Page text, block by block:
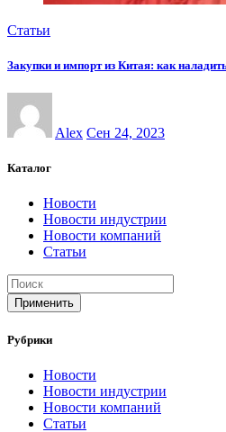
Статьи
Закупки и импорт из Китая: как
Alex Сен 24, 2023
Каталог
Новости
Новости индустрии
Новости компаний
Статьи
Применить
Рубрики
Новости
Новости индустрии
Новости компаний
Статьи